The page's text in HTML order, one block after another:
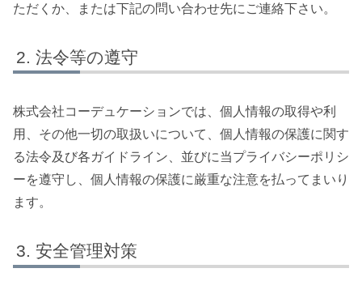
ただくか、または下記の問い合わせ先にご連絡下さい。
法令等の遵守
株式会社コーデュケーションでは、個人情報の取得や利
用、その他一切の取扱いについて、個人情報の保護に関す
る法令及び各ガイドライン、並びに当プライバシーポリシ
ーを遵守し、個人情報の保護に厳重な注意を払ってまいり
ます。
安全管理対策